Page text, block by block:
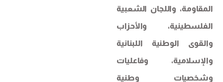
المقاومة، واللجان الشعبية
الفلسطينية، والأحزاب
والقوى الوطنية اللبنانية
والإسلامية، وفاعليات
وشخصيات وطنية